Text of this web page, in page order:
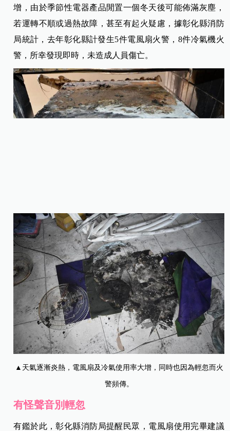
增，由於季節性電器產品閒置一個冬天後可能佈滿灰塵，
若運轉不順或過熱故障，甚至有起火疑慮，據彰化縣消防
局統計，去年彰化縣計發生5件電風扇火警，8件冷氣機火
警，所幸發現即時，未造成人員傷亡。
▲天氣逐漸炎熱，電風扇及冷氣使用率大增，同時也因為輕忽而火
警頻傳。
有怪聲音別輕忽
有鑑於此，彰化縣消防局提醒民眾，電風扇使用完畢建議